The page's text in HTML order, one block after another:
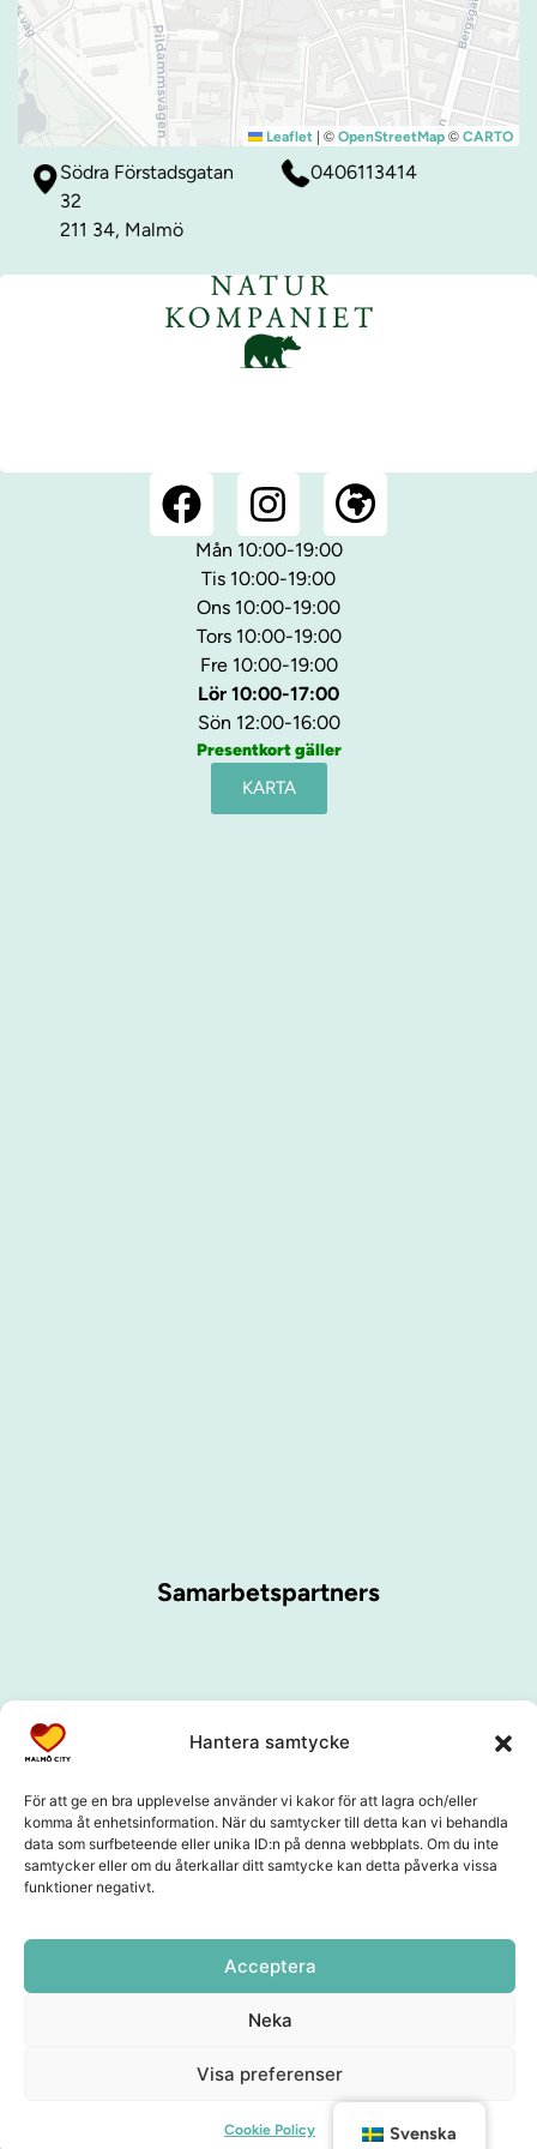
Hantera samtycke
För att ge en bra upplevelse använder vi kakor för att lagra och/eller
komma åt enhetsinformation. När du samtycker till detta kan vi behandla
data som surfbeteende eller unika ID:n på denna webbplats. Om du inte
samtycker eller om du återkallar ditt samtycke kan detta påverka vissa
funktioner negativt.
Acceptera
Neka
Visa preferenser
Cookie Policy
Leaflet | © OpenStreetMap © CARTO
Södra Förstadsgatan
32
211 34, Malmö
0406113414
Mån 10:00-19:00
Tis 10:00-19:00
Ons 10:00-19:00
Tors 10:00-19:00
Fre 10:00-19:00
Lör 10:00-17:00
Sön 12:00-16:00
Presentkort gäller
KARTA
Samarbetspartners
Svenska